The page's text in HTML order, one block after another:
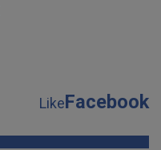
LikeFacebook